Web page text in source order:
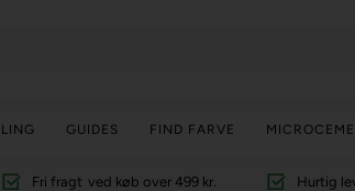
GUIDES FIND FARVE
Fri fragt ved køb over 499 kr. Hurtig